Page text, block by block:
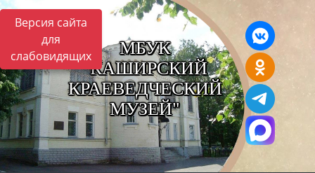
Версия сайта
для
слабовидящих
МБУК
"КАШИРСКИЙ
КРАЕВЕДЧЕСКИЙ
МУЗЕЙ"